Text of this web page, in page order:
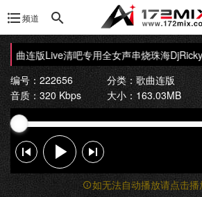
频道
曲连版Live清吧专用全女声串烧珠海DjRicky
编号：222656
分类：歌曲连版
音质：320 Kbps
大小：163.03MB
如无法自动播放请点击